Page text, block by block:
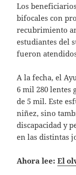
Los
bifocales con
recubrimiento
estudiantes del
fueron
A la fecha, el
6 mil 280 lentes
de 5 mil. Este
niñez, sino
discapacidad y
en las distintas
Ahora lee:El